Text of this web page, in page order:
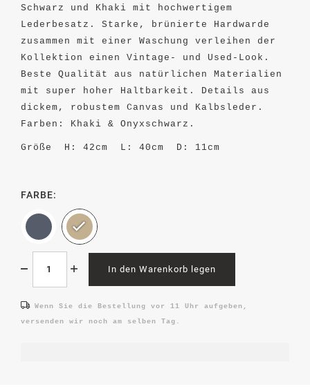
Schwarz und Khaki mit hochwertigem
Lederbesatz. Starke, brünierte Hardwarde
zusammen mit einer Waschung verleihen der
Kollektion einen Vintage- und Used-Look.
Beste Qualität aus natürlichen Materialien
mit super hoher Haltbarkeit. Details aus
dickem, robustem Canvas und Kalbsleder.
Farben: Khaki & Onyxschwarz.
Größe H: 42cm L: 40cm D: 11cm
FARBE:
In den Warenkorb legen
Wenn Sie die Bestellung vor 11 Uhr aufgeben,
versenden wir noch am selben Tag.